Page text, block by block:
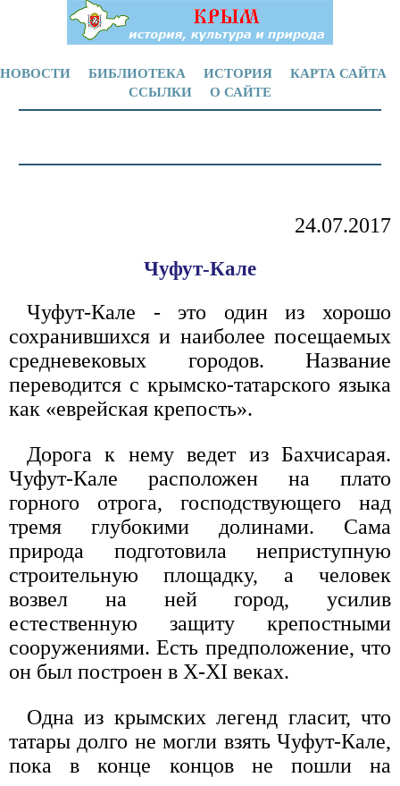
НОВОСТИ БИБЛИОТЕКА ИСТОРИЯ
КАРТА САЙТА
ССЫЛКИ
О САЙТЕ
24.07.2017
Чуфут-Кале
Чуфут-Кале - это один из хорошо
сохранившихся и наиболее посещаемых
средневековых городов. Название
переводится с крымско-татарского языка
как «еврейская крепость».
Дорога к нему ведет из Бахчисарая.
Чуфут-Кале расположен на плато
горного отрога, господствующего над
тремя глубокими долинами. Сама
природа подготовила неприступную
строительную площадку, а человек
возвел на ней город, усилив
естественную защиту крепостными
сооружениями. Есть предположение, что
он был построен в X-XI веках.
Одна из крымских легенд гласит, что
татары долго не могли взять Чуфут-Кале,
пока в конце концов не пошли на